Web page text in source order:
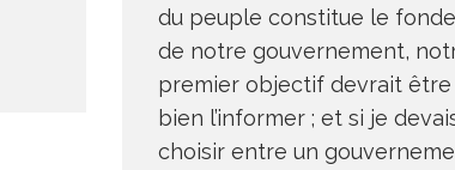
du peuple constitue le
de notre gouvernement,
premier objectif devrait être
bien l’informer ; et si je
choisir entre un